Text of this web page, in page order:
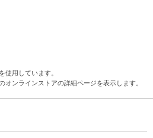
使用しています。
オンラインストアの詳細ページを表示します。